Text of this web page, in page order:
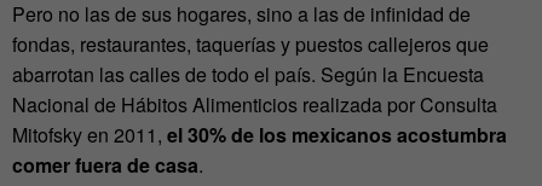
Pero no las de sus hogares, sino a las de infinidad de
fondas, restaurantes, taquerías y puestos callejeros que
abarrotan las calles de todo el país. Según la Encuesta
Nacional de Hábitos Alimenticios realizada por Consulta
Mitofsky en 2011, el 30% de los mexicanos acostumbra
comer fuera de casa.